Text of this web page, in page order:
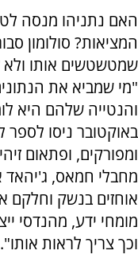
האם נתניהו מנסה
המציאות? סולומון
שמטשטשים אותו
"מי שמביא את
והנטייה שלהם היא
באוקטובר ניסו לספר
ומפורקים, ופתאום
מחבלי חמאס, ג'יהאד
אוחזים בנשק וחלקם
מומחי ידע, מהנדסי
וכך צריך לראות אותו".